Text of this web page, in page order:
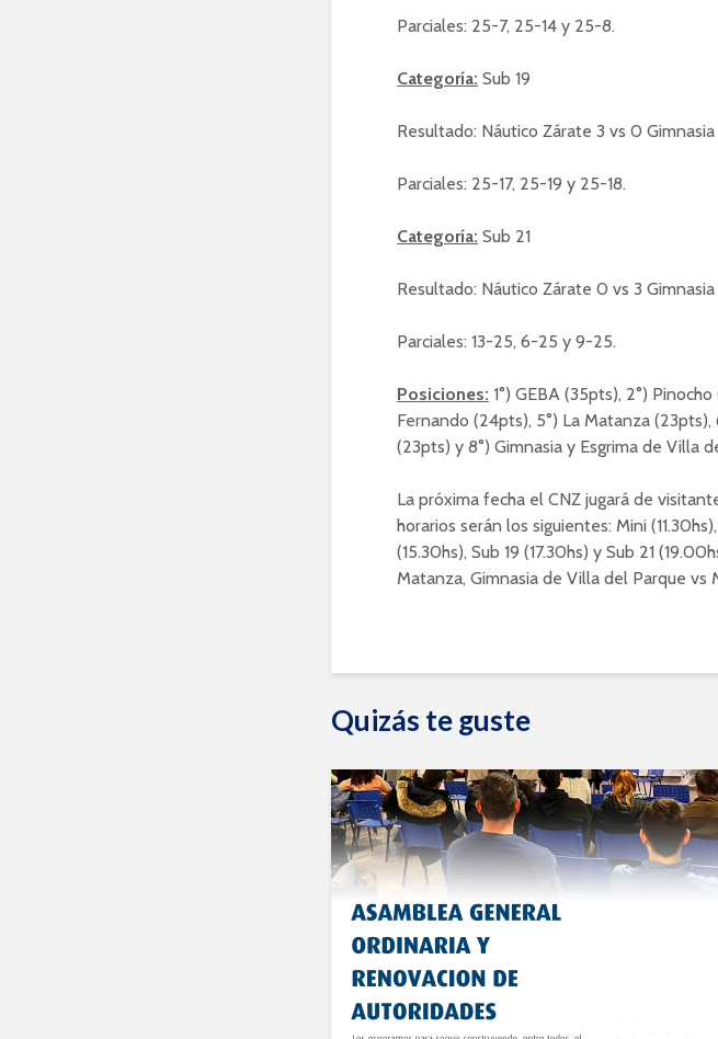
Parciales: 25-7, 25-14 y 25-8.
Categoría: Sub 19
Resultado: Náutico Zárate 3 vs 0
Parciales: 25-17, 25-19 y 25-18.
Categoría: Sub 21
Resultado: Náutico Zárate 0 vs 3
Parciales: 13-25, 6-25 y 9-25.
Posiciones: 1°) GEBA (35pts), 2°)
Fernando (24pts), 5°) La Matanza
(23pts) y 8°) Gimnasia y Esgrima de Villa
La próxima fecha el CNZ jugará de
horarios serán los siguientes: Mini
(15.30hs), Sub 19 (17.30hs) y Sub 21
Matanza, Gimnasia de Villa del Parque vs
Quizás te guste